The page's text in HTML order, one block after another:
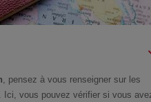
, pensez à vous renseigner sur les
Ici, vous pouvez vérifier si vous